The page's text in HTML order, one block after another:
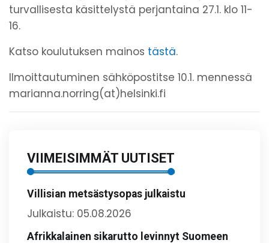
turvallisesta käsittelystä perjantaina 27.1. klo 11-
16.
Katso koulutuksen mainos tästä.
Ilmoittautuminen sähköpostitse 10.1. mennessä
marianna.norring(at)helsinki.fi
VIIMEISIMMÄT UUTISET
Villisian metsästysopas julkaistu
Julkaistu: 05.08.2026
Afrikkalainen sikarutto levinnyt Suomeen